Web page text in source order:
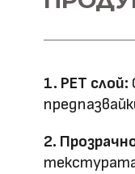
напречно
1. PET слой:
2.